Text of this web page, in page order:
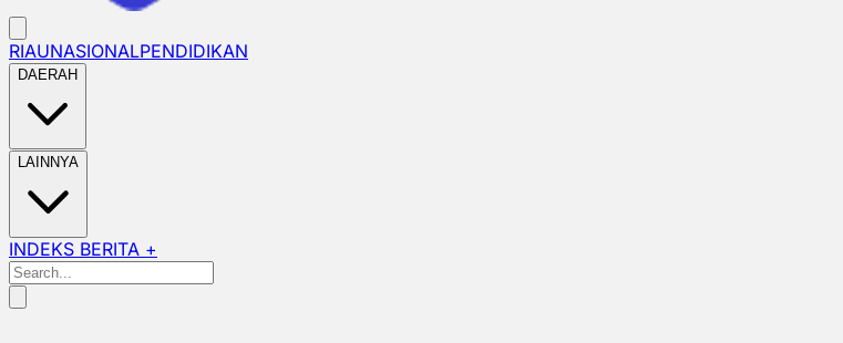
RIAUNASIONALPENDIDIKAN
DAERAH
LAINNYA
INDEKS BERITA +